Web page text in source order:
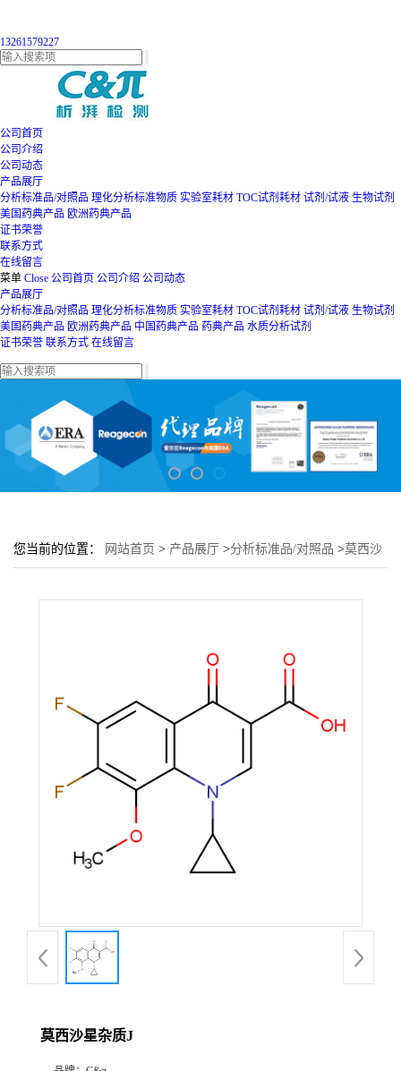
13261579227
公司首页
公司介绍
公司动态
产品展厅
分析标准品/对照品 理化分析标准物质 实验室耗材 TOC试剂耗材 试剂/试液 生物试剂
美国药典产品 欧洲药典产品
证书荣誉
联系方式
在线留言
菜单 Close 公司首页 公司介绍 公司动态
产品展厅
分析标准品/对照品 理化分析标准物质 实验室耗材 TOC试剂耗材 试剂/试液 生物试剂
美国药典产品 欧洲药典产品 中国药典产品 药典产品 水质分析试剂
证书荣誉 联系方式 在线留言
您当前的位置： 网站首页 > 产品展厅 >分析标准品/对照品 >莫西沙
莫西沙星杂质J